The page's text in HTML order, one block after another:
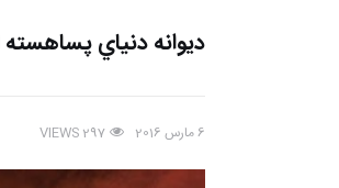
ديوانه دنياي
6 مارس 2016 297
VIEWS